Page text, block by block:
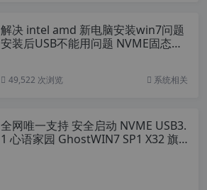
解决 intel amd 新电脑安装win7问题
安装后USB不能用问题 NVME固态硬
49,522 次浏览 系统相关
全网唯一支持 安全启动 NVME USB3.
1 心语家园 GhostWIN7 SP1 X32 旗